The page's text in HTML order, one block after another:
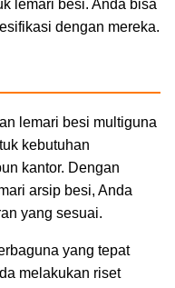
lemari besi. Anda bisa
dengan mereka.
lemari besi multiguna
kebutuhan
kantor. Dengan
arsip besi, Anda
yang sesuai.
yang tepat
melakukan riset